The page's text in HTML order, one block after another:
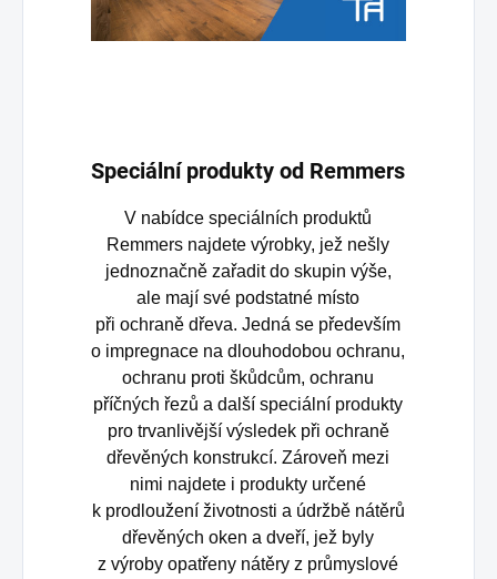
Speciální produkty od Remmers
V nabídce speciálních produktů
Remmers najdete výrobky, jež nešly
jednoznačně zařadit do skupin výše,
ale mají své podstatné místo
při ochraně dřeva. Jedná se především
o impregnace na dlouhodobou ochranu,
ochranu proti škůdcům, ochranu
příčných řezů a další speciální produkty
pro trvanlivější výsledek při ochraně
dřevěných konstrukcí. Zároveň mezi
nimi najdete i produkty určené
k prodloužení životnosti a údržbě nátěrů
dřevěných oken a dveří, jež byly
z výroby opatřeny nátěry z průmyslové